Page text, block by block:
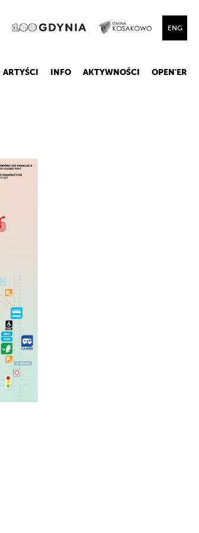
ENG
ARTYŚCI INFO AKTYWNOŚCI OPEN'ER